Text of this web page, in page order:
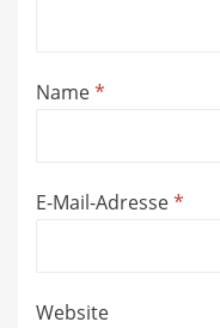
Name*
E-Mail-Adresse*
Website